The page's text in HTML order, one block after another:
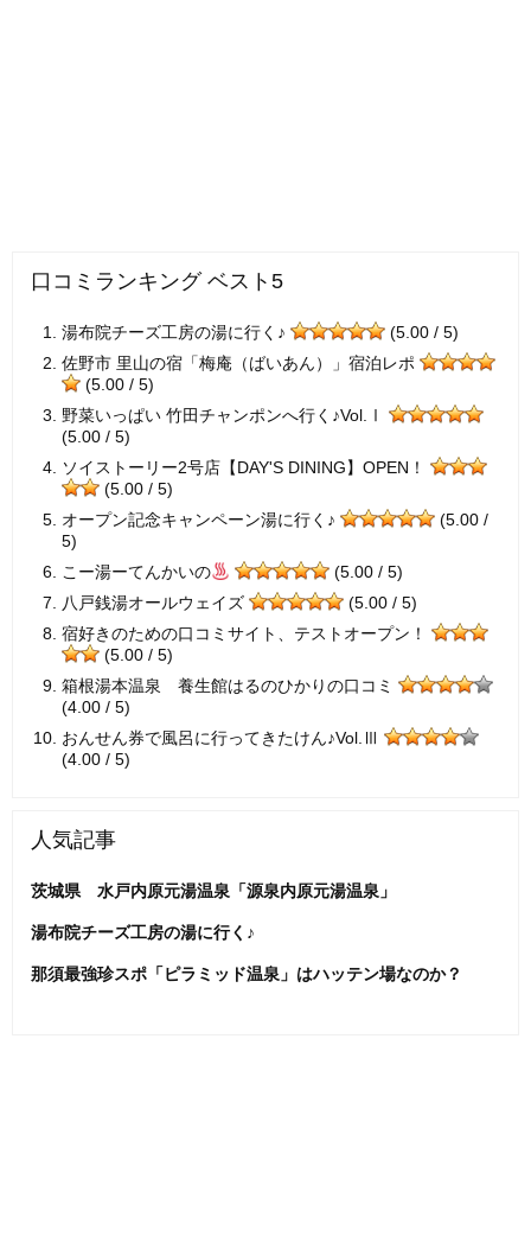
口コミランキング ベスト5
湯布院チーズ工房の湯に行く♪
(5.00 / 5)
佐野市 里山の宿「梅庵（ばいあん）」宿泊レポ
(5.00 / 5)
野菜いっぱい 竹田チャンポンへ行く♪Vol.Ⅰ
(5.00 / 5)
ソイストーリー2号店【DAY'S DINING】OPEN！
(5.00 / 5)
オープン記念キャンペーン湯に行く♪
(5.00 /
5)
こー湯ーてんかいの
(5.00 / 5)
八戸銭湯オールウェイズ
(5.00 / 5)
宿好きのための口コミサイト、テストオープン！
(5.00 / 5)
箱根湯本温泉 養生館はるのひかりの口コミ
(4.00 / 5)
おんせん券で風呂に行ってきたけん♪Vol.Ⅲ
(4.00 / 5)
人気記事
茨城県 水戸内原元湯温泉「源泉内原元湯温泉」
湯布院チーズ工房の湯に行く♪
那須最強珍スポ「ピラミッド温泉」はハッテン場なのか？